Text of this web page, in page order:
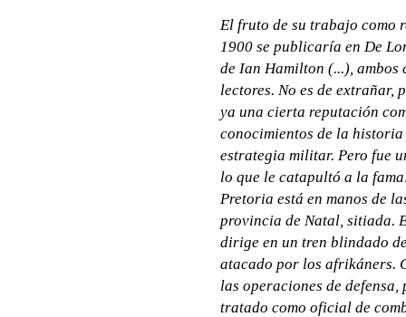
El fruto de su trabajo como
1900 se publicaría en De
de Ian Hamilton (...),
lectores. No es de extrañar,
ya una cierta reputación
conocimientos de la
estrategia militar. Pero fue
lo que le catapultó a la
Pretoria está en manos de
provincia de Natal, sitiada.
dirige en un tren blindado
atacado por los afrikáners.
las operaciones de
tratado como oficial de